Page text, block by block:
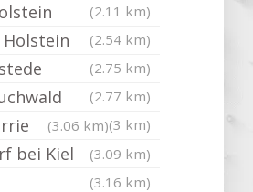
(2.11 km)
(2.54 km)
(2.75 km)
(2.77 km)
(3 km)
(3.06 km)
bei Kiel (3.09 km)
(3.16 km)